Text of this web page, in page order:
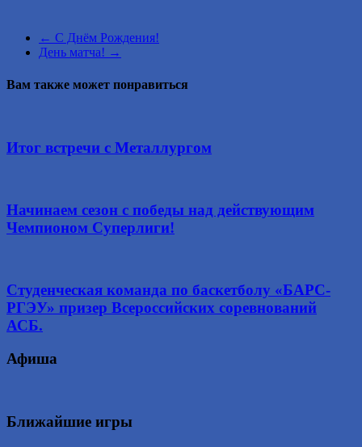
← С Днём Рождения!
День матча! →
Вам также может понравиться
Итог встречи с Металлургом
Начинаем сезон с победы над действующим
Чемпионом Суперлиги!
Студенческая команда по баскетболу «БАРС-
РГЭУ» призер Всероссийских соревнований
АСБ.
Афиша
Ближайшие игры